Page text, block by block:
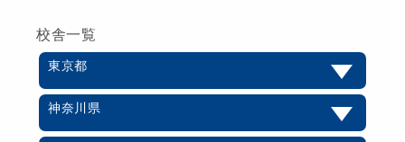
校舎一覧
東京都
神奈川県